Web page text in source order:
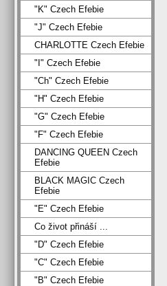
"K" Czech Efebie
"J" Czech Efebie
CHARLOTTE Czech Efebie
"I" Czech Efebie
"Ch" Czech Efebie
"H" Czech Efebie
"G" Czech Efebie
"F" Czech Efebie
DANCING QUEEN Czech
Efebie
BLACK MAGIC Czech
Efebie
"E" Czech Efebie
Co život přináší ...
"D" Czech Efebie
"C" Czech Efebie
"B" Czech Efebie